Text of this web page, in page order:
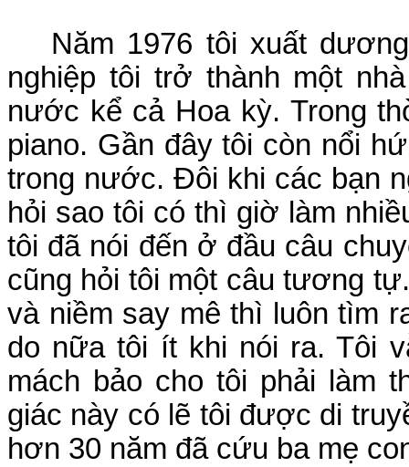
Năm 1976 tôi xuất
nghiệp tôi trở thành một
nước kể cả Hoa kỳ. Trong
piano. Gần đây tôi còn nổi
trong nước. Đôi khi các bạn
hỏi sao tôi có thì giờ làm
tôi đã nói đến ở đầu câu
cũng hỏi tôi một câu tương
và niềm say mê thì luôn tìm
do nữa tôi ít khi nói ra. Tôi
mách bảo cho tôi phải làm
giác này có lẽ tôi được di
hơn 30 năm đã cứu ba mẹ